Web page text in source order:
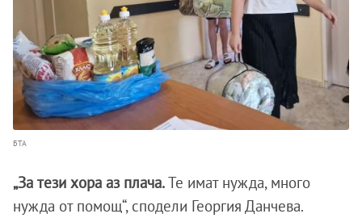
БТА
„За тези хора аз плача.Те имат нужда, много
нужда от помощ“, сподели Георгия Данчева.